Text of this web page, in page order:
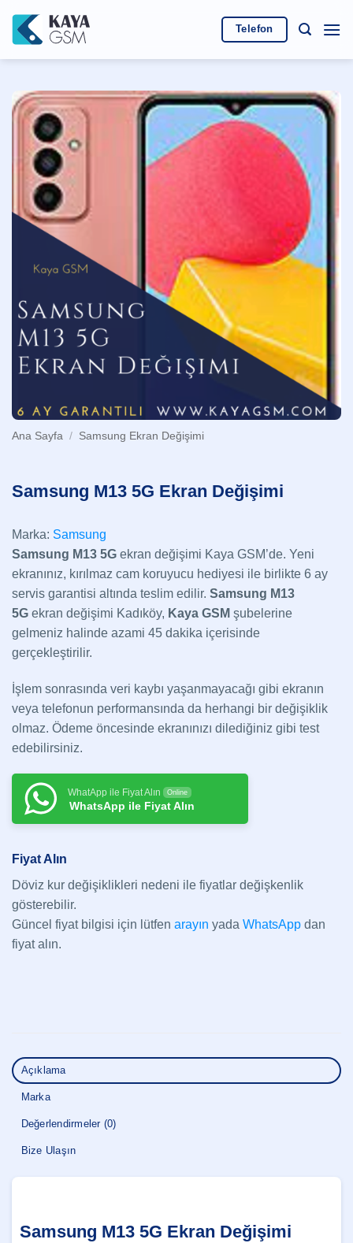
atla
Telefon
Ana Sayfa / Samsung Ekran Değişimi
Samsung M13 5G Ekran Değişimi
Marka: Samsung
Samsung M13 5G ekran değişimi Kaya GSM’de. Yeni
ekranınız, kırılmaz cam koruyucu hediyesi ile birlikte 6 ay
servis garantisi altında teslim edilir. Samsung M13
5G ekran değişimi Kadıköy, Kaya GSM şubelerine
gelmeniz halinde azami 45 dakika içerisinde
gerçekleştirilir.
İşlem sonrasında veri kaybı yaşanmayacağı gibi ekranın
veya telefonun performansında da herhangi bir değişiklik
olmaz. Ödeme öncesinde ekranınızı dilediğiniz gibi test
edebilirsiniz.
WhatApp ile Fiyat Alın Online
WhatsApp ile Fiyat Alın
Fiyat Alın
Döviz kur değişiklikleri nedeni ile fiyatlar değişkenlik
gösterebilir.
Güncel fiyat bilgisi için lütfen arayın yada WhatsApp dan
fiyat alın.
Açıklama
Marka
Değerlendirmeler (0)
Bize Ulaşın
Samsung M13 5G Ekran Değişimi